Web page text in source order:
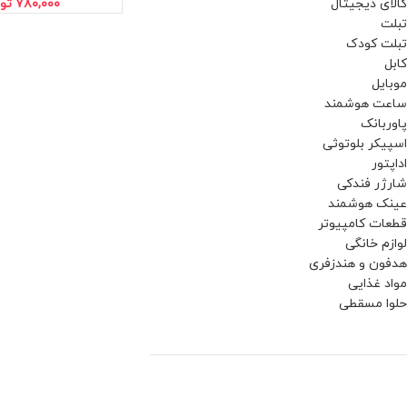
کالای دیجیتال
تبلت
تبلت کودک
کابل
موبایل
ساعت هوشمند
پاوربانک
اسپیکر بلوتوثی
اداپتور
شارژر فندکی
عینک هوشمند
قطعات کامپیوتر
لوازم خانگی
هدفون و هندزفری
مواد غذایی
حلوا مسقطی
۷۸۰,۰۰۰